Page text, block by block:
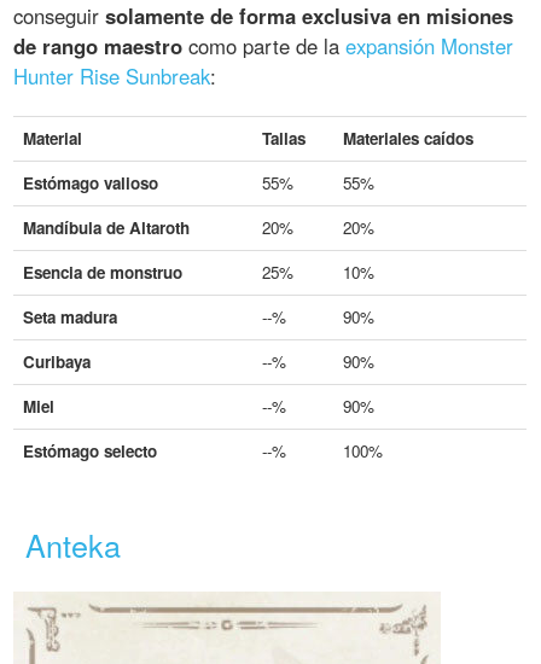
conseguirsolamente de forma exclusiva en misiones
de rango maestro como parte de laexpansión Monster
Hunter Rise Sunbreak:
Material Tallas
Materiales caídos
Estómago valioso
55%
55%
Mandíbula de Altaroth
20%
20%
Esencia de monstruo
25%
10%
Seta madura
--%
90%
Curibaya
--%
90%
Miel
--%
90%
Estómago selecto
--% 100%
Anteka